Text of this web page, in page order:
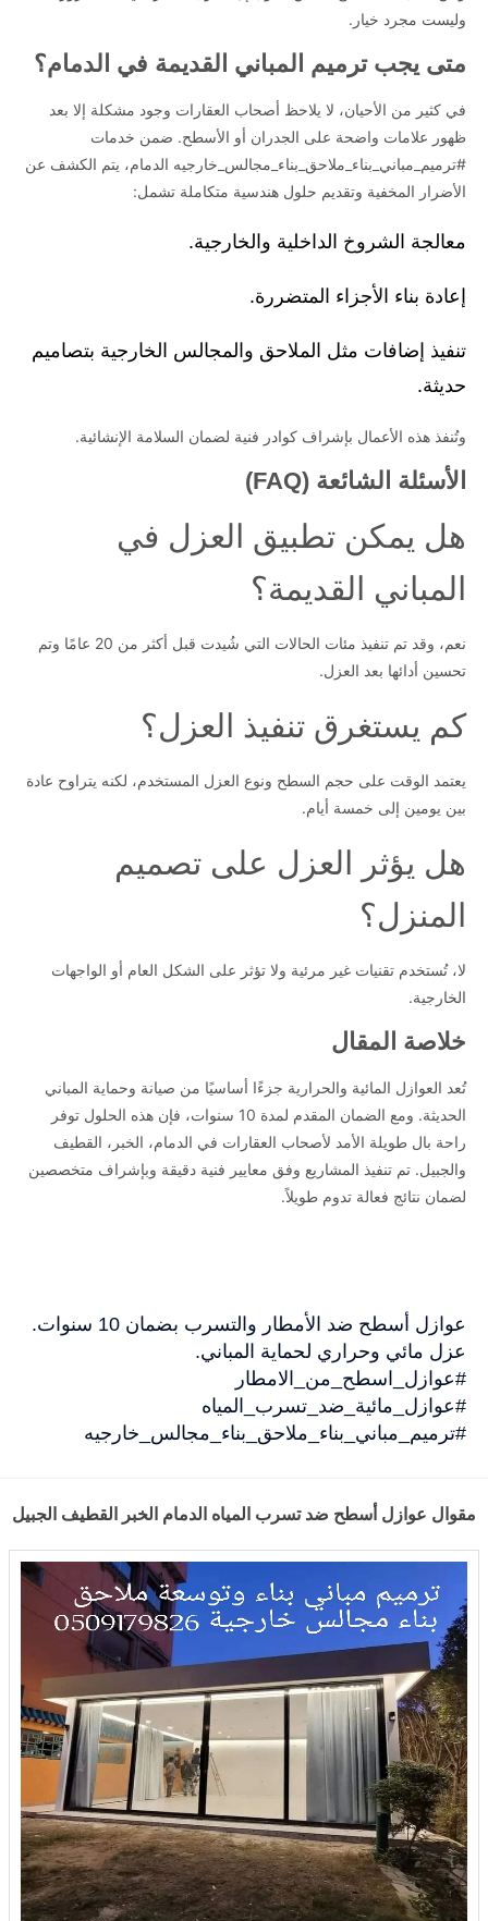
وليست مجرد خيار.
متى يجب ترميم المباني القديمة في الدمام؟
في كثير من الأحيان، لا يلاحظ أصحاب العقارات وجود مشكلة إلا بعد
ظهور علامات واضحة على الجدران أو الأسطح. ضمن خدمات
#ترميم_مباني_بناء_ملاحق_بناء_مجالس_خارجيه الدمام، يتم الكشف عن
الأضرار المخفية وتقديم حلول هندسية متكاملة تشمل:
معالجة الشروخ الداخلية والخارجية.
إعادة بناء الأجزاء المتضررة.
تنفيذ إضافات مثل الملاحق والمجالس الخارجية بتصاميم
حديثة.
وتُنفذ هذه الأعمال بإشراف كوادر فنية لضمان السلامة الإنشائية.
الأسئلة الشائعة (FAQ)
هل يمكن تطبيق العزل في
المباني القديمة؟
نعم، وقد تم تنفيذ مئات الحالات التي شُيدت قبل أكثر من 20 عامًا وتم
تحسين أدائها بعد العزل.
كم يستغرق تنفيذ العزل؟
يعتمد الوقت على حجم السطح ونوع العزل المستخدم، لكنه يتراوح عادة
بين يومين إلى خمسة أيام.
هل يؤثر العزل على تصميم
المنزل؟
لا، تُستخدم تقنيات غير مرئية ولا تؤثر على الشكل العام أو الواجهات
الخارجية.
خلاصة المقال
تُعد العوازل المائية والحرارية جزءًا أساسيًا من صيانة وحماية المباني
الحديثة. ومع الضمان المقدم لمدة 10 سنوات، فإن هذه الحلول توفر
راحة بال طويلة الأمد لأصحاب العقارات في الدمام، الخبر، القطيف
والجبيل. تم تنفيذ المشاريع وفق معايير فنية دقيقة وبإشراف متخصصين
لضمان نتائج فعالة تدوم طويلاً.
عوازل أسطح ضد الأمطار والتسرب بضمان 10 سنوات.
عزل مائي وحراري لحماية المباني.
#عوازل_اسطح_من_الامطار
#عوازل_مائية_ضد_تسرب_المياه
#ترميم_مباني_بناء_ملاحق_بناء_مجالس_خارجيه
مقوال عوازل أسطح ضد تسرب المياه الدمام الخبر القطيف الجبيل